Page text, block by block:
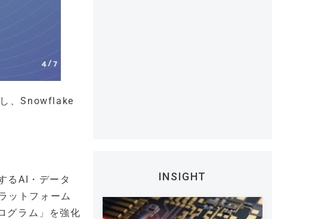
、Snowflake
るAI・データ
ットフォーム
グラム」を強化
INSIGHT